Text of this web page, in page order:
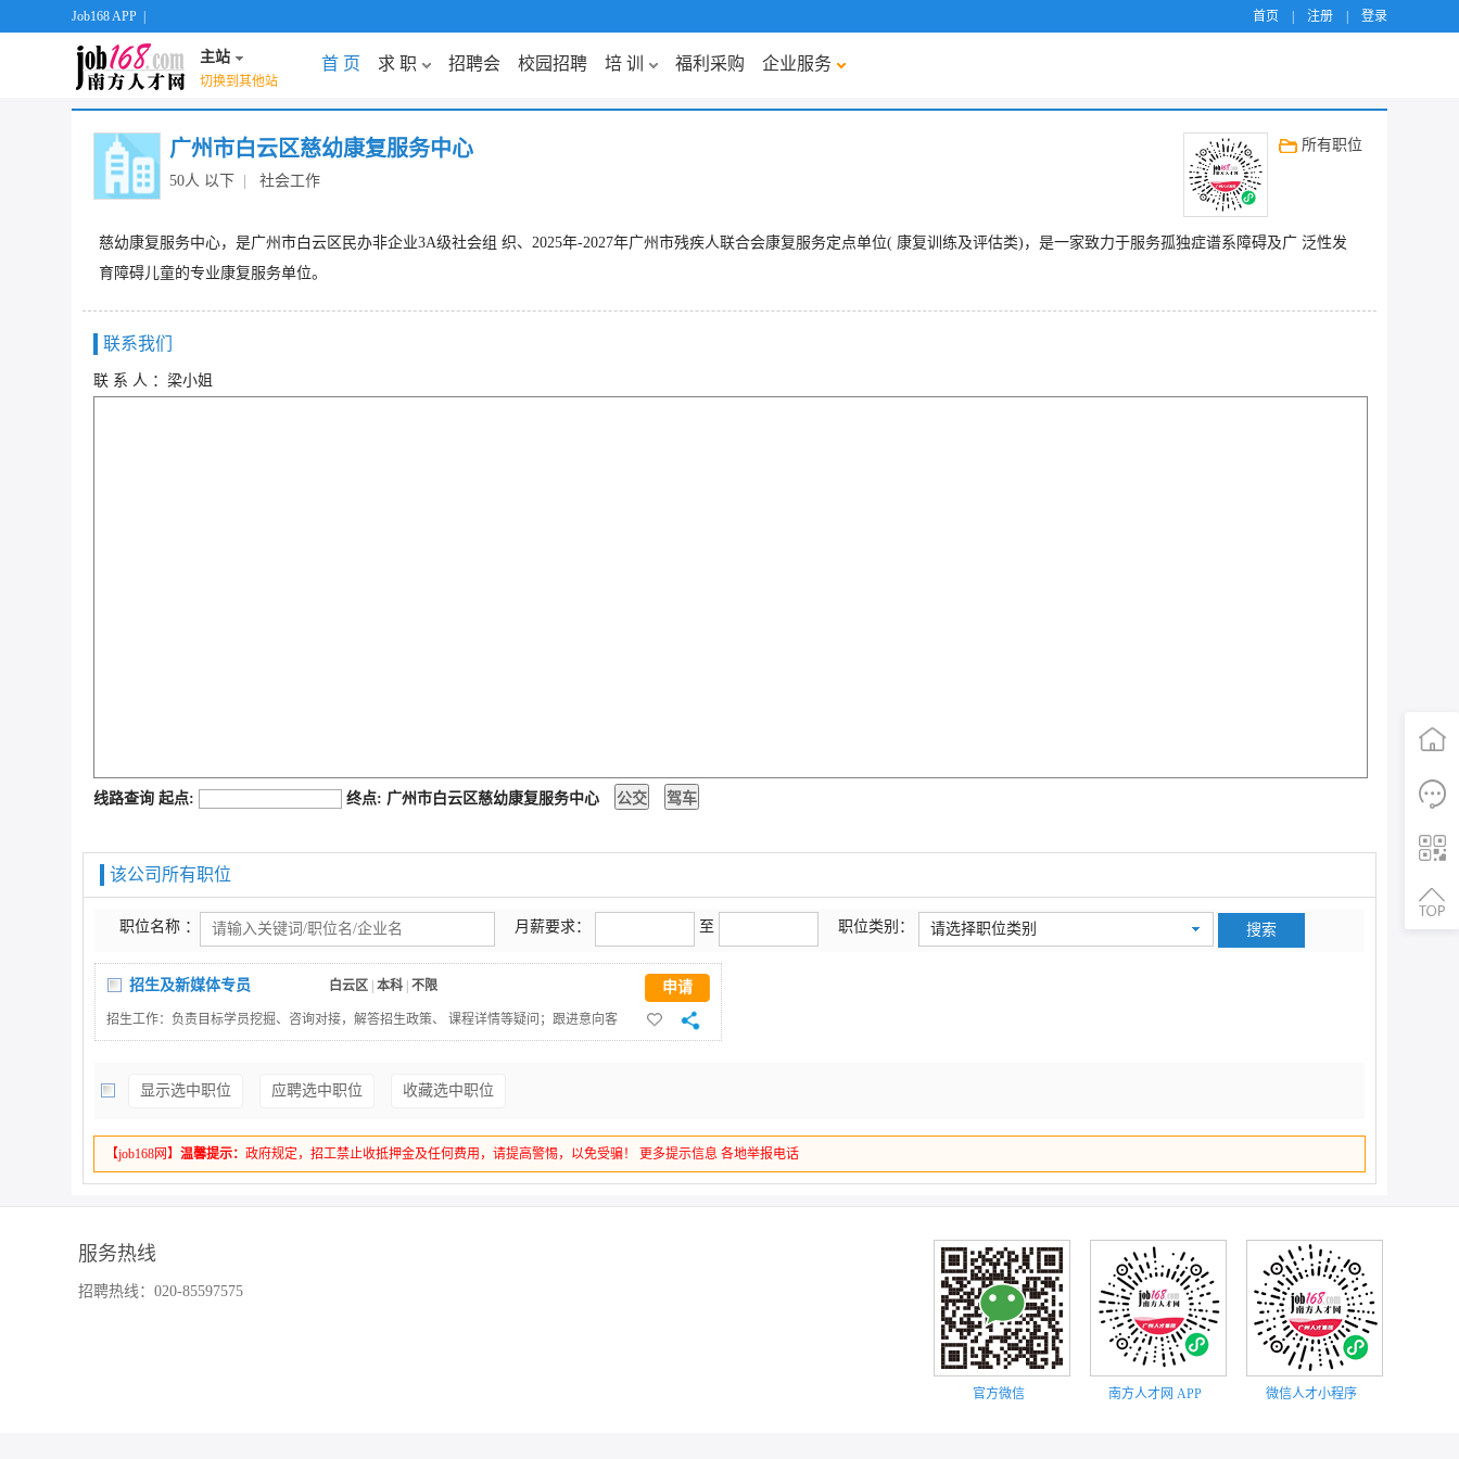
Job168 APP 首页 注册 登录
主站
切换到其他站
首 页 求 职 招聘会 校园招聘 培 训 福利采购 企业服务
广州市白云区慈幼康复服务中心
50人 以下 社会工作
所有职位
慈幼康复服务中心，是广州市白云区民办非企业3A级社会组 织、2025年-2027年广州市残疾人联合会康复服务定点单位( 康复训练及评估类)，是一家致力于服务孤独症谱系障碍及广 泛性发
育障碍儿童的专业康复服务单位。
联系我们
联 系 人 ：梁小姐
线路查询 起点: 终点: 广州市白云区慈幼康复服务中心
该公司所有职位
职位名称 ： 月薪要求： 至 职位类别： 请选择职位类别
招生及新媒体专员 白云区 本科 不限
招生工作：负责目标学员挖掘、咨询对接，解答招生政策、 课程详情等疑问；跟进意向客
户，完成报名转化及后续服务 衔接；参与招生活动策划与落地（如线下宣讲、体验课组织
等平台内容编辑、发布与维护，提升 账号活跃度；策划新媒体招生活动（如直播带课、短
大专。
申请
显示选中职位 应聘选中职位 收藏选中职位
【job168网】 温馨提示： 政府规定，招工禁止收抵押金及任何费用，请提高警惕，以免受骗！ 更多提示信息 各地举报电话
服务热线
招聘热线：020-85597575
微信人才小程序
南方人才网 APP
官方微信
二维码